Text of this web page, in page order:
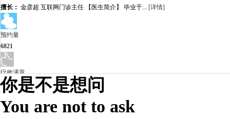
擅长： 金彦超 互联网门诊主任 【医生简介】 毕业于... [详情]
预约量
6821
疗效满意
98%
你是不是想问
You are not to ask